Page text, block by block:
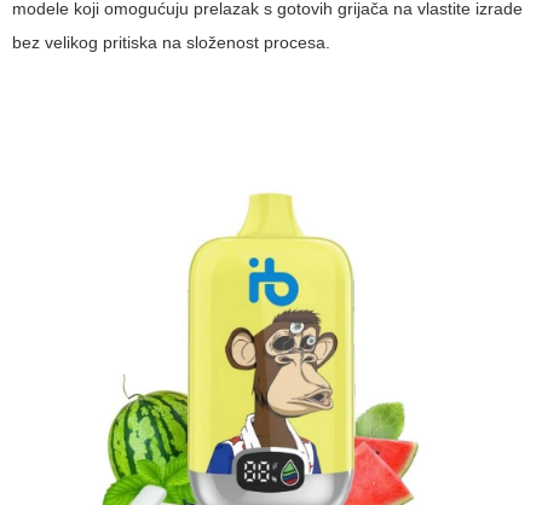
modele koji omogućuju prelazak s gotovih grijača na vlastite izrade
bez velikog pritiska na složenost procesa.